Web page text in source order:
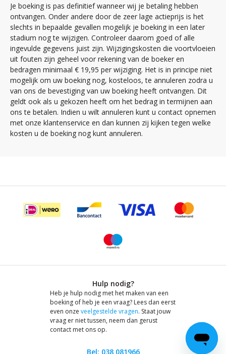
Je boeking is pas definitief wanneer wij je betaling hebben
ontvangen. Onder andere door de zeer lage actieprijs is het
slechts in bepaalde gevallen mogelijk je boeking in een later
stadium nog te wijzigen. Controleer daarom goed of alle
ingevulde gegevens juist zijn. Wijzigingskosten die voortvloeien
uit fouten zijn geheel voor rekening van de boeker en
bedragen minimaal € 19,95 per wijziging. Het is in principe niet
mogelijk om uw boeking nog, kosteloos, te annuleren zodra u
van ons de bevestiging van uw boeking heeft ontvangen. Dit
geldt ook als u gekozen heeft om het bedrag in termijnen aan
ons te betalen. Indien u wilt annuleren kunt u contact opnemen
met onze klantenservice en dan kunnen zij kijken tegen welke
kosten u de boeking nog kunt annuleren.
Hulp nodig?
Heb je hulp nodig met het maken van een
boeking of heb je een vraag? Lees dan eerst
even onze veelgestelde vragen. Staat jouw
vraag er niet tussen, neem dan gerust
contact met ons op.
Bel: 038 081966